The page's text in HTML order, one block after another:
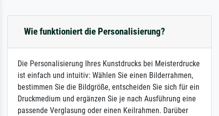
Wie funktioniert die Personalisierung?
Die Personalisierung Ihres Kunstdrucks bei Meisterdrucke
ist einfach und intuitiv: Wählen Sie einen Bilderrahmen,
bestimmen Sie die Bildgröße, entscheiden Sie sich für ein
Druckmedium und ergänzen Sie je nach Ausführung eine
passende Verglasung oder einen Keilrahmen. Darüber